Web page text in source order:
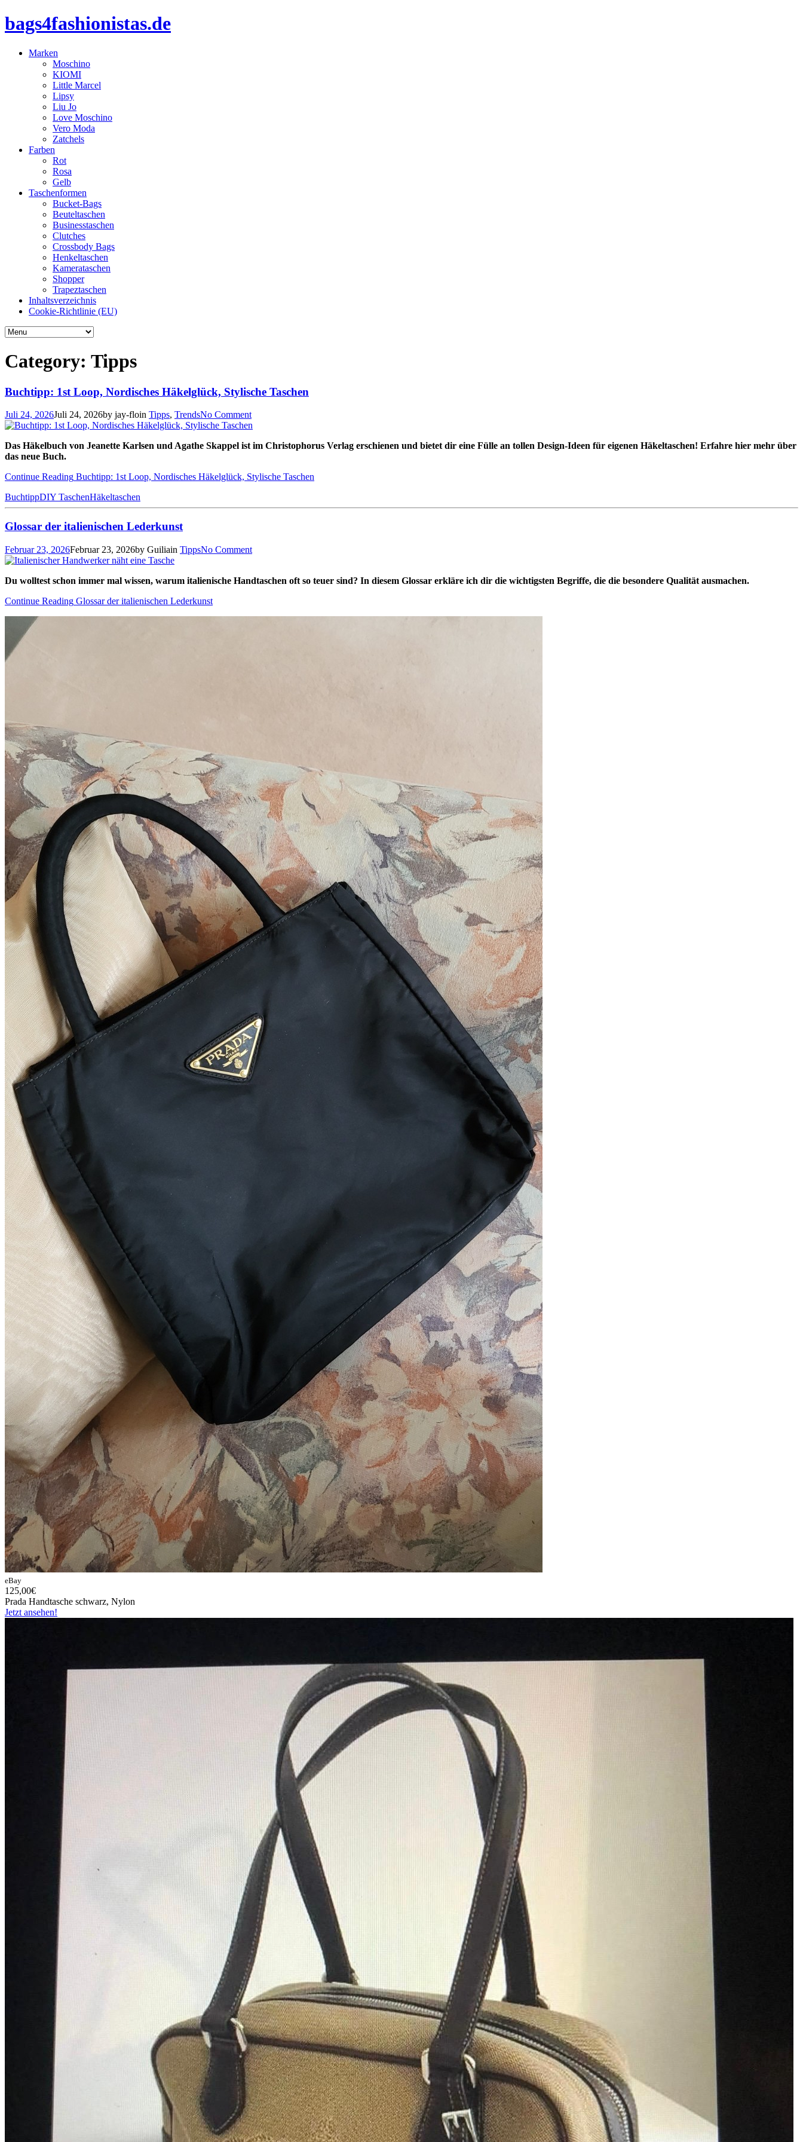
bags4fashionistas.de
Marken
Moschino
KIOMI
Little Marcel
Lipsy
Liu Jo
Love Moschino
Vero Moda
Zatchels
Farben
Rot
Rosa
Gelb
Taschenformen
Bucket-Bags
Beuteltaschen
Businesstaschen
Clutches
Crossbody Bags
Henkeltaschen
Kamerataschen
Shopper
Trapeztaschen
Inhaltsverzeichnis
Cookie-Richtlinie (EU)
Category: Tipps
Buchtipp: 1st Loop, Nordisches Häkelglück, Stylische Taschen
Juli 24, 2026Juli 24, 2026by jay-floin Tipps, TrendsNo Comment
Das Häkelbuch von Jeanette Karlsen und Agathe Skappel ist im Christophorus Verlag erschienen und bietet dir eine Fülle an tollen Design-Ideen für eigenen Häkeltaschen! Erfahre hier mehr über
das neue Buch.
Continue Reading Buchtipp: 1st Loop, Nordisches Häkelglück, Stylische Taschen
BuchtippDIY TaschenHäkeltaschen
Glossar der italienischen Lederkunst
Februar 23, 2026Februar 23, 2026by Guiliain TippsNo Comment
Du wolltest schon immer mal wissen, warum italienische Handtaschen oft so teuer sind? In diesem Glossar erkläre ich dir die wichtigsten Begriffe, die die besondere Qualität ausmachen.
Continue Reading Glossar der italienischen Lederkunst
eBay
125,00€
Prada Handtasche schwarz, Nylon
Jetzt ansehen!